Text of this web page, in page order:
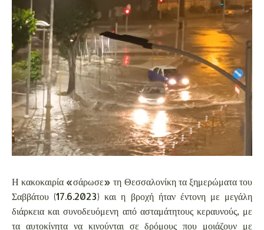
Η κακοκαιρία «σάρωσε» τη Θεσσαλονίκη τα ξημερώματα του
Σαββάτου (17.6.2023) και η βροχή ήταν έντονη με μεγάλη
διάρκεια και συνοδευόμενη από ασταμάτητους κεραυνούς, με
τα αυτοκίνητα να κινούνται σε δρόμους που μοιάζουν με